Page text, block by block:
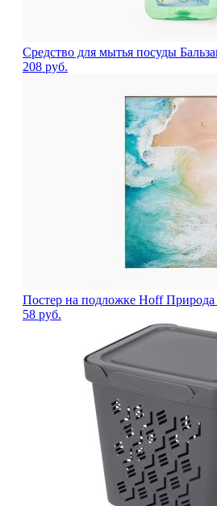
Средство для мытья посуды
208 руб.
Постер на подложке Hoff
58 руб.